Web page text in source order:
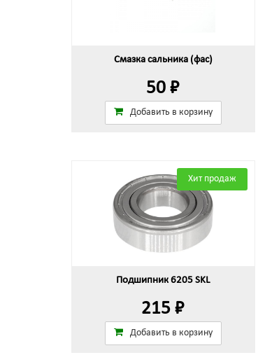
Смазка сальника (фас)
50 ₽
Добавить в корзину
Хит продаж
Подшипник 6205 SKL
215 ₽
Добавить в корзину